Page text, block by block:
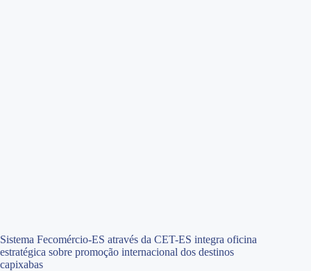
Sistema Fecomércio-ES através da CET-ES integra oficina
estratégica sobre promoção internacional dos destinos
capixabas